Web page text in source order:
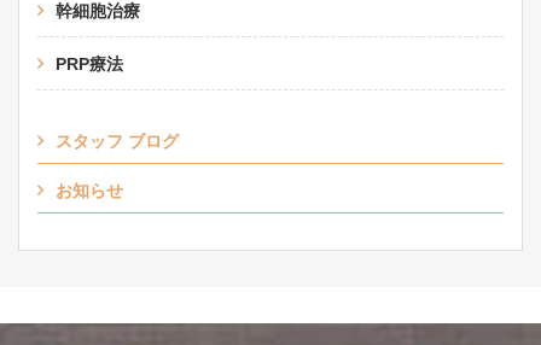
幹細胞治療
PRP療法
スタッフ ブログ
お知らせ